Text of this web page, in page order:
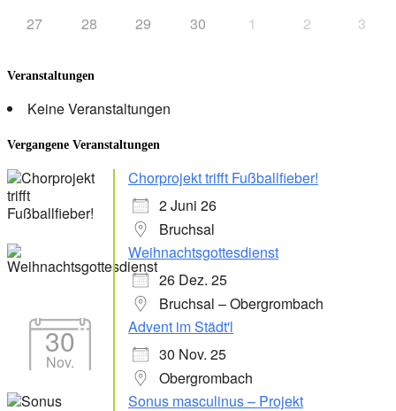
27 28 29 30 1 2 3
Veranstaltungen
Keine Veranstaltungen
Vergangene Veranstaltungen
Chorprojekt trifft Fußballfieber!
2 Juni 26
Bruchsal
Weihnachtsgottesdienst
26 Dez. 25
Bruchsal – Obergrombach
30
Nov.
Advent im Städt'l
30 Nov. 25
Obergrombach
Sonus masculinus – Projekt